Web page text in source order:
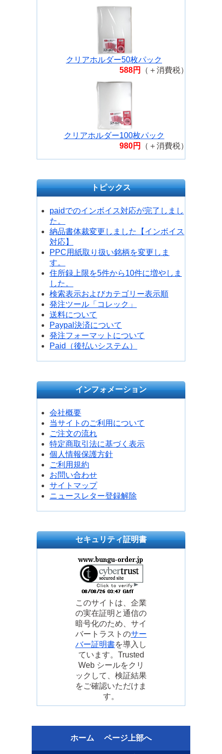
クリアホルダー50枚パック
588円
（＋消費税）
クリアホルダー100枚パック
980円
（＋消費税）
トピックス
paidでのインボイス対応が完了しまし
た。
納品書体裁変更しました【インボイス
対応】
PPC用紙取り扱い銘柄を変更しま
す。
住所録上限を5件から10件に増やしま
した。
検索表示およびカテゴリー表示順
発注ツール「コレック」
送料について
Paypal決済について
発注フォーマットについて
Paid（後払いシステム）
インフォメーション
会社概要
当サイトのご利用について
ご注文の流れ
特定商取引法に基づく表示
個人情報保護方針
ご利用規約
お問い合わせ
サイトマップ
ニュースレター登録解除
セキュリティ証明書
このサイトは、企業
の実在証明と通信の
暗号化のため、サイ
バートラストのサー
バー証明書を導入し
ています。Trusted
Web シールをクリ
ックして、検証結果
をご確認いただけま
す。
ホーム ページ上部へ